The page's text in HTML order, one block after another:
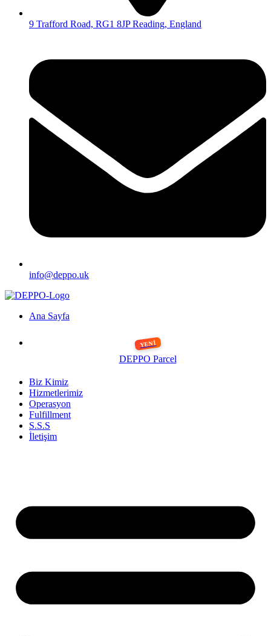
9 Trafford Road, RG1 8JP Reading, England
info@deppo.uk
Ana Sayfa
DEPPO Parcel
Biz Kimiz
Hizmetlerimiz
Operasyon
Fulfillment
S.S.S
İletişim